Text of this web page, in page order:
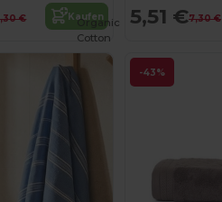
€ Kaufen 5,51 €7,30 €
-43%
Organic
Cotton